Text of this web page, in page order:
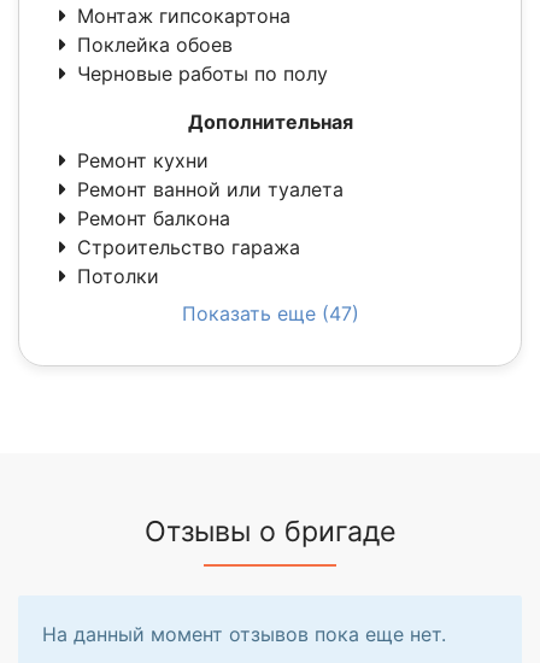
Монтаж гипсокартона
Поклейка обоев
Черновые работы по полу
Дополнительная
Ремонт кухни
Ремонт ванной или туалета
Ремонт балкона
Строительство гаража
Потолки
Показать еще (47)
Отзывы о бригаде
На данный момент отзывов пока еще нет.